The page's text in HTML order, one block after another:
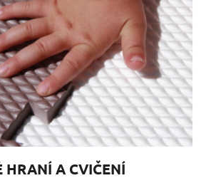
HRANÍ A CVIČENÍ